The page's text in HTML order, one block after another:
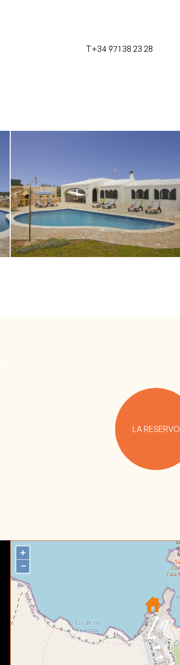
T+34 971 38 23 28
Français
T+34 971 38 23 28
LA RESERVO
+
−